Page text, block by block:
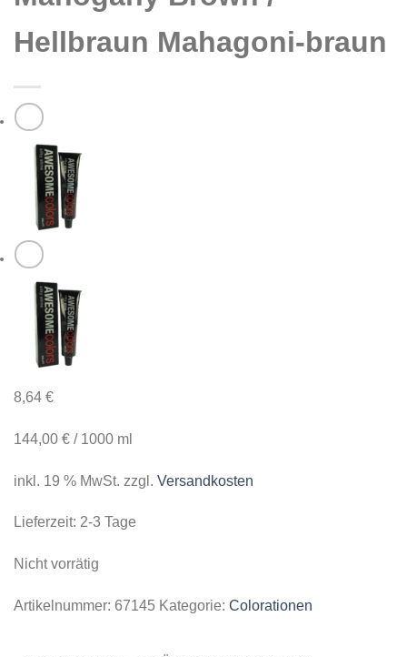
Hellbraun Mahagoni-braun
8,64 €
144,00 € / 1000 ml
inkl. 19 % MwSt. zzgl. Versandkosten
Lieferzeit: 2-3 Tage
Nicht vorrätig
Artikelnummer: 67145 Kategorie: Colorationen